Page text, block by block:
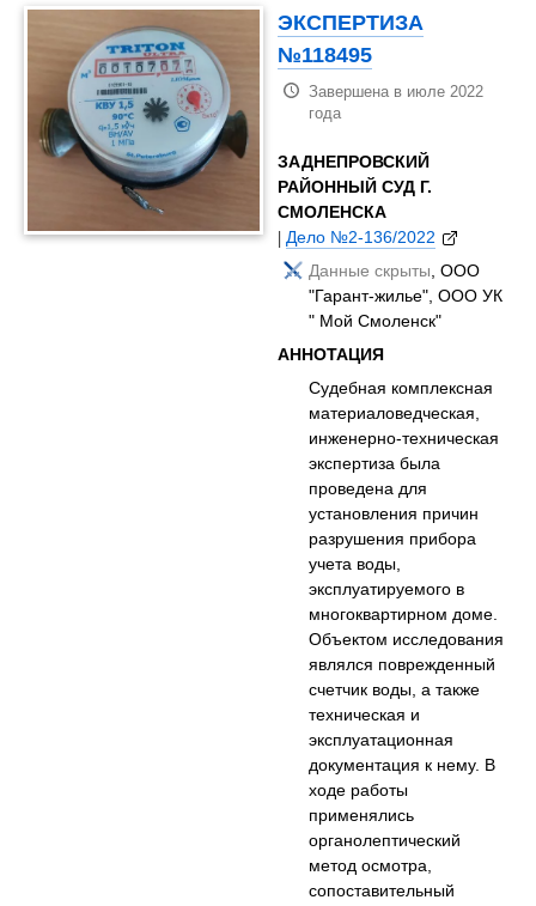
ЭКСПЕРТИЗА
№118495
Завершена в июле 2022
года
ЗАДНЕПРОВСКИЙ
РАЙОННЫЙ СУД Г.
СМОЛЕНСКА
|Дело №2-136/2022
Данные скрыты, ООО
"Гарант-жилье", ООО УК
" Мой Смоленск"
АННОТАЦИЯ
Судебная комплексная
материаловедческая,
инженерно-техническая
экспертиза была
проведена для
установления причин
разрушения прибора
учета воды,
эксплуатируемого в
многоквартирном доме.
Объектом исследования
являлся поврежденный
счетчик воды, а также
техническая и
эксплуатационная
документация к нему. В
ходе работы
применялись
органолептический
метод осмотра,
сопоставительный